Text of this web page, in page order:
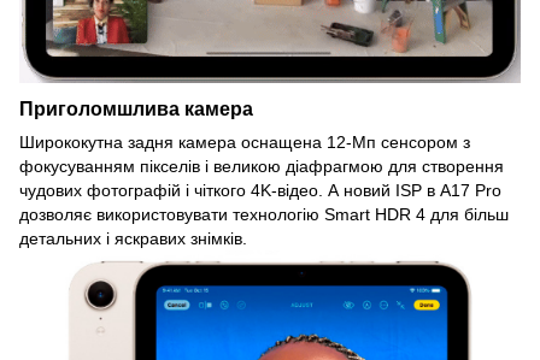
Приголомшлива камера
Ширококутна задня камера оснащена 12-Мп сенсором з
фокусуванням пікселів і великою діафрагмою для створення
чудових фотографій і чіткого 4K-відео. А новий ISP в A17 Pro
дозволяє використовувати технологію Smart HDR 4 для більш
детальних і яскравих знімків.